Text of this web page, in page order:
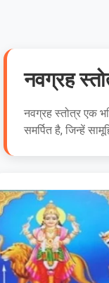
नवग्रह
नवग्रह स्तोत्र एक
समर्पित है, जिन्हें